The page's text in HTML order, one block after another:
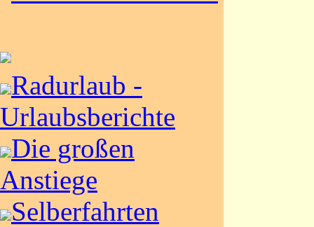
Radurlaub -
Urlaubsberichte
Die großen
Anstiege
Selberfahrten